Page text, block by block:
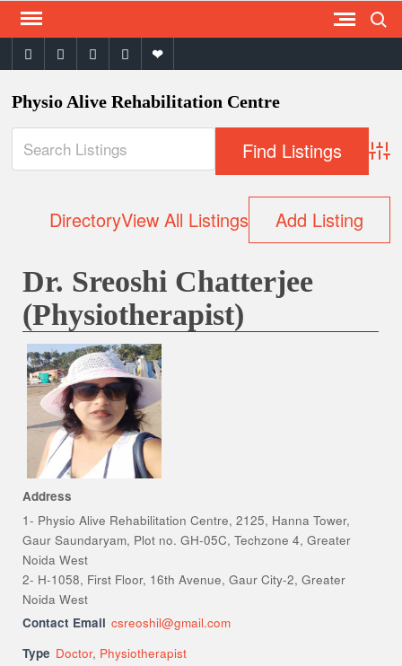
Skip
content facebooktwitter instagram
youtubeemail
Physio Alive Rehabilitation Centre
DirectoryView All Listings Add Listing
Dr. Sreoshi Chatterjee
(Physiotherapist)
Address
1- Physio Alive Rehabilitation Centre, 2125, Hanna Tower,
Gaur Saundaryam, Plot no. GH-05C, Techzone 4, Greater
Noida West
2- H-1058, First Floor, 16th Avenue, Gaur City-2, Greater
Noida West
Contact Email csreoshil@gmail.com
Type Doctor, Physiotherapist